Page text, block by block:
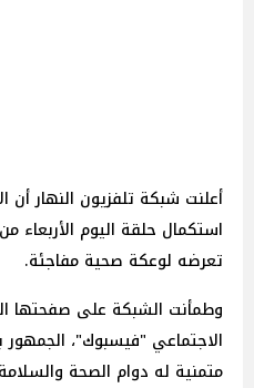
أعلنت شبكة تلفزيون النهار أن
استكمال حلقة اليوم الأربعاء
تعرضه لوعكة صحية مفاجئة.
وطمأنت الشبكة على صفحتها
الاجتماعي "فيسبوك"،
متمنية له دوام الصحة